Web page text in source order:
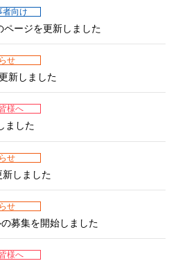
者向け
ージを更新しました
せ
新しました
様へ
ました
せ
しました
せ
募集を開始しました
様へ